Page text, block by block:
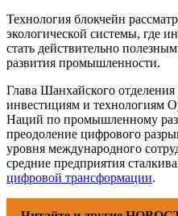
Технология блокчейн
экологической системы, где
стать действительно
развития промышленности.
Глава Шанхайского
инвестициям и технологиям
Наций по промышленному
преодоление цифрового
уровня международного
средние предприятия
цифровой трансформации.